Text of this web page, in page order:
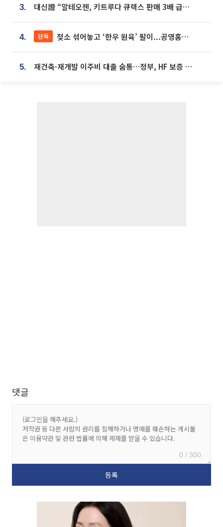
3. 대신證 “알테오젠, 키트루다 큐렉스 판매 3배 급증…목표가 41만원 상향”
4. 단독 젖소 섞어놓고 ‘한우 원육’ 팔이...공영홈쇼핑 표기·검증 구멍
5. 재건축·재개발 이주비 대출 숨통…정부, HF 보증 신설 추진
댓글
0 / 300